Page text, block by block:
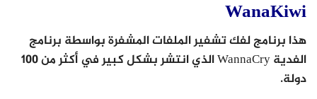
WanaKiwi
هذا برنامج لفك تشفير الملفات المشفرة بواسطة برنامج
الفدية WannaCry الذي انتشر بشكل كبير في أكثر من 100
دولة.